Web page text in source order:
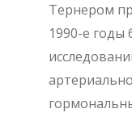
Тернером
1990-е